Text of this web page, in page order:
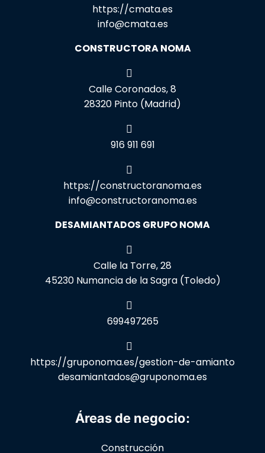
https://cmata.es
info@cmata.es
CONSTRUCTORA NOMA
Calle Coronados, 8
28320 Pinto (Madrid)
916 911 691
https://constructoranoma.es
info@constructoranoma.es
DESAMIANTADOS GRUPO NOMA
Calle la Torre, 28
45230 Numancia de la Sagra (Toledo)
699497265
https://gruponoma.es/gestion-de-amianto
desamiantados@gruponoma.es
Áreas de negocio:
Construcción